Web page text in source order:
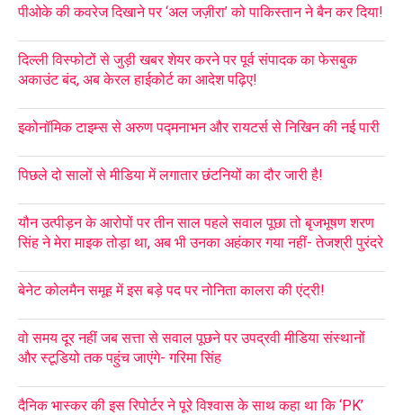
पीओके की कवरेज दिखाने पर ‘अल जज़ीरा’ को पाकिस्तान ने बैन कर दिया!
दिल्ली विस्फोटों से जुड़ी खबर शेयर करने पर पूर्व संपादक का फेसबुक
अकाउंट बंद, अब केरल हाईकोर्ट का आदेश पढ़िए!
इकोनॉमिक टाइम्स से अरुण पद्मनाभन और रायटर्स से निखिन की नई पारी
पिछले दो सालों से मीडिया में लगातार छंटनियों का दौर जारी है!
यौन उत्पीड़न के आरोपों पर तीन साल पहले सवाल पूछा तो बृजभूषण शरण
सिंह ने मेरा माइक तोड़ा था, अब भी उनका अहंकार गया नहीं- तेजश्री पुरंदरे
बेनेट कोलमैन समूह में इस बड़े पद पर नोनिता कालरा की एंट्री!
वो समय दूर नहीं जब सत्ता से सवाल पूछने पर उपद्रवी मीडिया संस्थानों
और स्टूडियो तक पहुंच जाएंगे- गरिमा सिंह
दैनिक भास्कर की इस रिपोर्टर ने पूरे विश्वास के साथ कहा था कि ‘PK’